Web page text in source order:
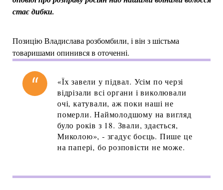
стає дибки.
Позицію Владислава розбомбили, і він з шістьма
товаришами опинився в оточенні.
«Їх завели у підвал. Усім по черзі
відрізали всі органи і виколювали
очі, катували, аж поки наші не
померли. Наймолодшому на вигляд
було років з 18. Звали, здається,
Миколою», - згадує боєць. Пише це
на папері, бо розповісти не може.